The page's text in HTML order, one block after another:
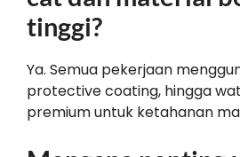
tinggi?
Ya. Semua pekerjaan
protective coating, hingga
premium untuk ketahanan